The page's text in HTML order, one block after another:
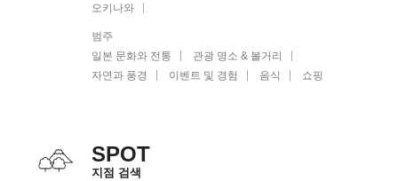
오키나와
범주
일본 문화와 전통
관광 명소 & 볼거리
자연과 풍경
이벤트 및 경험 음식 쇼핑
SPOT
지점 검색